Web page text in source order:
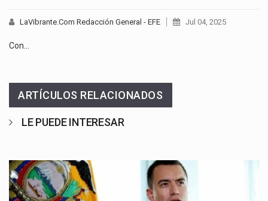
LaVibrante.Com Redacción General - EFE Jul 04, 2025
Con…
ARTÍCULOS RELACIONADOS
LE PUEDE INTERESAR